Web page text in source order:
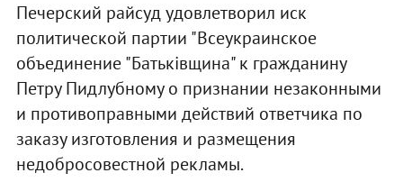
Печерский райсуд удовлетворил иск
политической партии "Всеукраинское
объединение "Батьківщина" к гражданину
Петру Пидлубному о признании незаконными
и противоправными действий ответчика по
заказу изготовления и размещения
недобросовестной рекламы.